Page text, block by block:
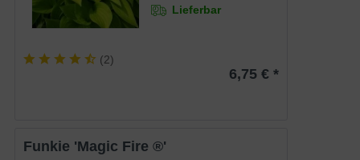
Lieferbar
(2)
6,75 € *
Funkie 'Magic Fire ®'